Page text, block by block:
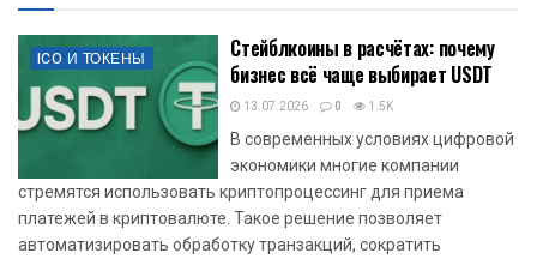
ICO И ТОКЕНЫ
Стейблкоины в расчётах: почему
бизнес всё чаще выбирает USDT
13.07.2026 0 1.5K
В современных условиях цифровой
экономики многие компании
стремятся использовать криптопроцессинг для приема
платежей в криптовалюте. Такое решение позволяет
автоматизировать обработку транзакций, сократить